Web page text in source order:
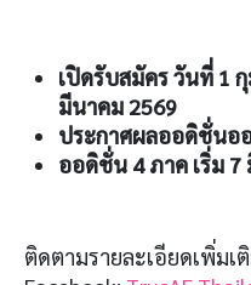
เปิดรับสมัคร วันที่ 1
มีนาคม 2569
ประกาศผลออดิชั่นอ
ออดิชั่น 4 ภาค เริ่ม 7
ติดตามรายละเอียดเพิ่มเ